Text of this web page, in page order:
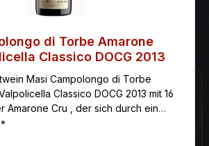
di Torbe Amarone
Classico DOCG 2013
Masi Campolongo di Torbe
Classico DOCG 2013 mit 16
Amarone Cru , der sich durch ein
sowie große Intensität und
auszeichnet.
*